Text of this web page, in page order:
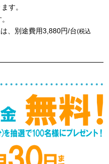
す。
、別途費用3,880円/台(税込